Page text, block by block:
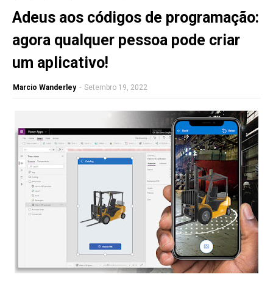
Adeus aos códigos de programação:
agora qualquer pessoa pode criar
um aplicativo!
Marcio Wanderley - Setembro 19, 2022